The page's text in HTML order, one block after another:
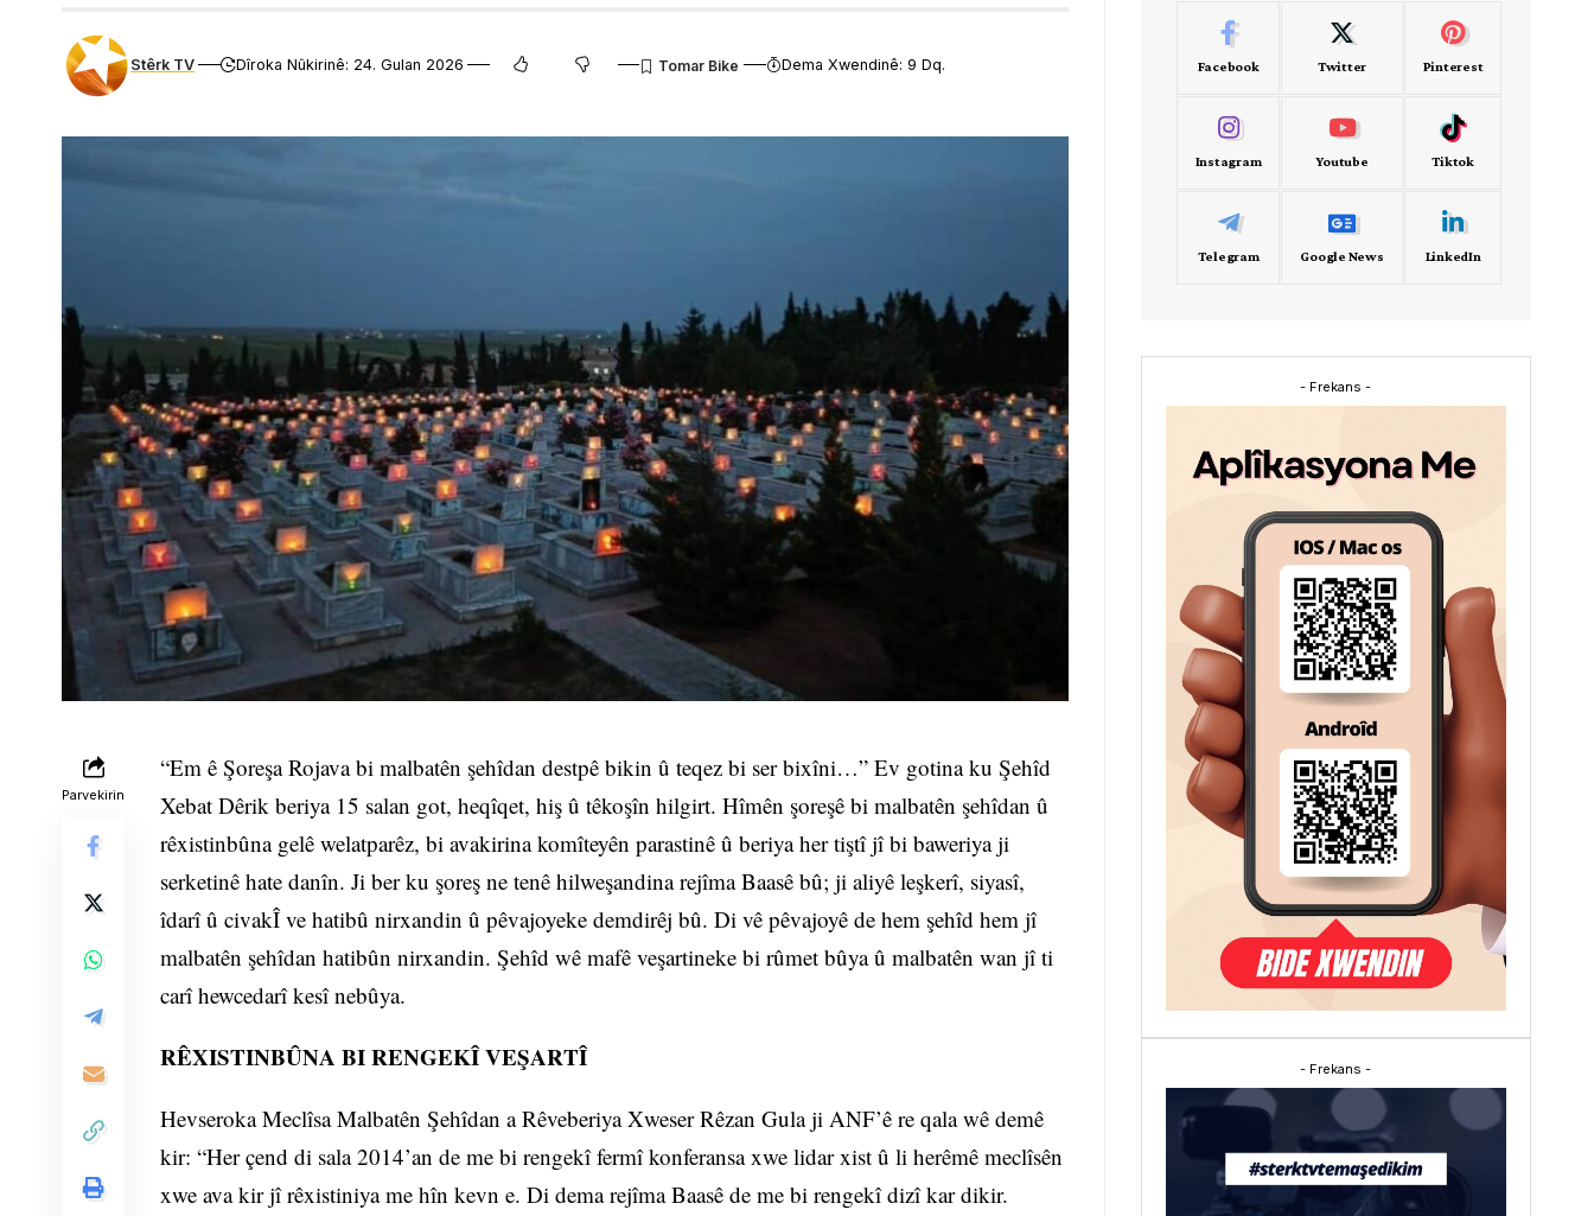
Stêrk TV Dîroka Nûkirinê: 24. Gulan 2026 Dema Xwendinê: 9 Dq.
Parvekirin
“Em ê Şoreşa Rojava bi malbatên şehîdan destpê bikin û teqez bi ser bixîni…” Ev gotina ku Şehîd
Xebat Dêrik beriya 15 salan got, heqîqet, hiş û têkoşîn hilgirt. Hîmên şoreşê bi malbatên şehîdan û
rêxistinbûna gelê welatparêz, bi avakirina komîteyên parastinê û beriya her tiştî jî bi baweriya ji
serketinê hate danîn. Ji ber ku şoreş ne tenê hilweşandina rejîma Baasê bû; ji aliyê leşkerî, siyasî,
îdarî û civakÎ ve hatibû nirxandin û pêvajoyeke demdirêj bû. Di vê pêvajoyê de hem şehîd hem jî
malbatên şehîdan hatibûn nirxandin. Şehîd wê mafê veşartineke bi rûmet bûya û malbatên wan jî ti
carî hewcedarî kesî nebûya.
RÊXISTINBÛNA BI RENGEKÎ VEŞARTÎ
Hevseroka Meclîsa Malbatên Şehîdan a Rêveberiya Xweser Rêzan Gula ji ANF’ê re qala wê demê
kir: “Her çend di sala 2014’an de me bi rengekî fermî konferansa xwe lidar xist û li herêmê meclîsên
xwe ava kir jî rêxistiniya me hîn kevn e. Di dema rejîma Baasê de me bi rengekî dizî kar dikir.
Facebook Twitter Pinterest
Instagram Youtube Tiktok
Telegram Google News LinkedIn
- Frekans -
- Frekans -